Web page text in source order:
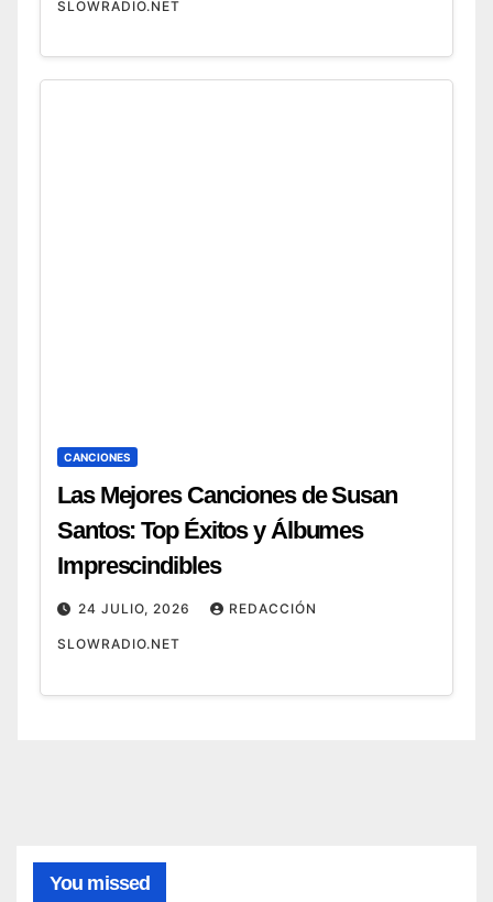
SLOWRADIO.NET
CANCIONES
Las Mejores Canciones de Susan
Santos: Top Éxitos y Álbumes
Imprescindibles
24 JULIO, 2026 REDACCIÓN
SLOWRADIO.NET
You missed
Lola
Índig
AGOSTO,